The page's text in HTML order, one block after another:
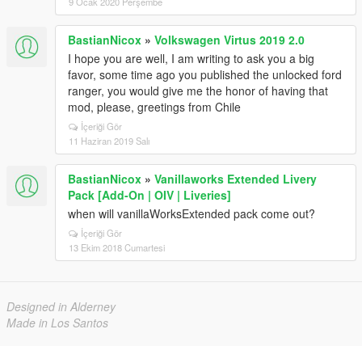
BastianNicox » Volkswagen Virtus 2019 2.0
I hope you are well, I am writing to ask you a big
favor, some time ago you published the unlocked ford
ranger, you would give me the honor of having that
mod, please, greetings from Chile
İçeriği Gör
11 Haziran 2019 Salı
BastianNicox » Vanillaworks Extended Livery
Pack [Add-On | OIV | Liveries]
when will vanillaWorksExtended pack come out?
İçeriği Gör
13 Ekim 2018 Cumartesi
Designed in Alderney
Made in Los Santos